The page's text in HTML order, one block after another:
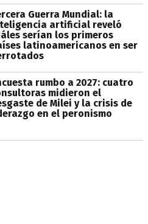
Guerra Mundial: la
artificial reveló
serían los primeros
latinoamericanos en ser
rumbo a 2027: cuatro
midieron el
de Milei y la crisis de
en el peronismo